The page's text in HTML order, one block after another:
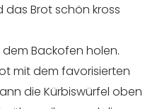
Brot schön kross
Backofen holen.
mit dem favorisierten
die Kürbiswürfel oben